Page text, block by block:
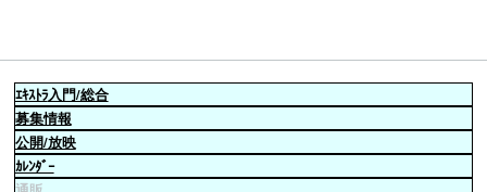
ｴｷｽﾄﾗ入門/総合
募集情報
公開/放映
ｶﾚﾝﾀﾞｰ